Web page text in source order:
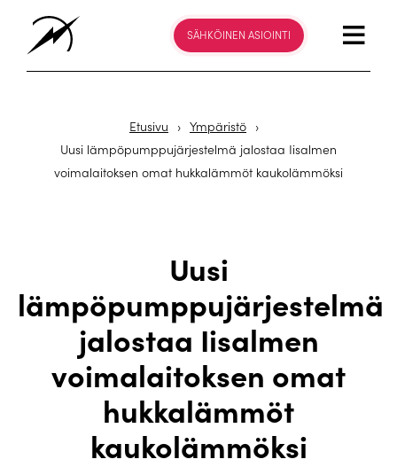
SÄHKÖINEN ASIOINTI
Etusivu › Ympäristö ›
Uusi lämpöpumppujärjestelmä jalostaa Iisalmen
voimalaitoksen omat hukkalämmöt kaukolämmöksi
Uusi
lämpöpumppujärjestelmä
jalostaa Iisalmen
voimalaitoksen omat
hukkalämmöt
kaukolämmöksi